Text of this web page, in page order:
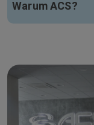
Warum ACS?